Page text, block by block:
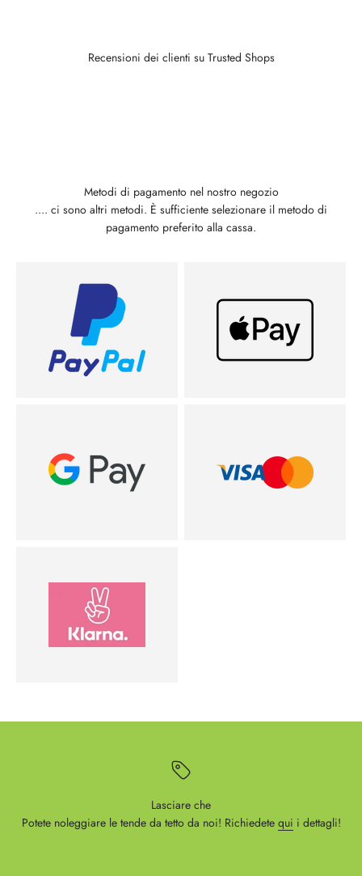
Recensioni dei clienti su Trusted Shops
Metodi di pagamento nel nostro negozio
.... ci sono altri metodi. È sufficiente selezionare il metodo di
pagamento preferito alla cassa.
Lasciare che
Potete noleggiare le tende da tetto da noi! Richiedete qui i dettagli!